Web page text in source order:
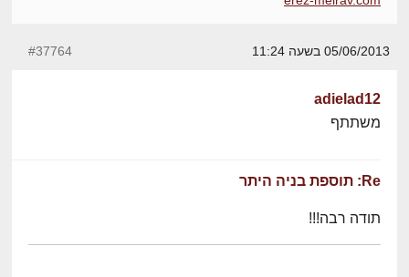
05/06/2013 בשעה 11:24 #37764
adielad12
משתתף
Re: תוספת בניה היתר
תודה רבה!!!